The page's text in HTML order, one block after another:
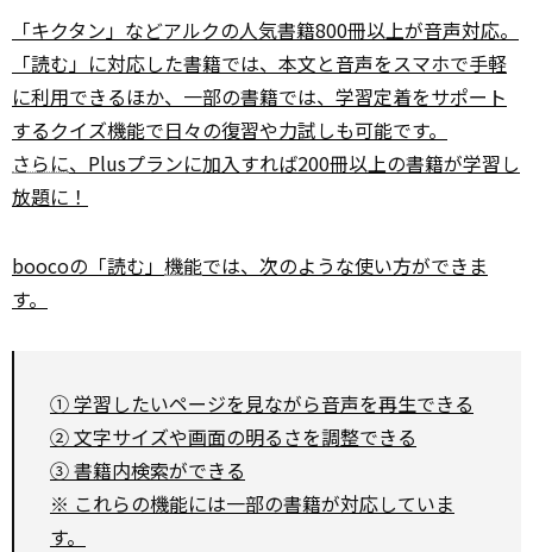
「キクタン」などアルクの人気書籍800冊以上が音声対応。
「読む」に対応した書籍では、本文と音声をスマホで手軽
に利用できるほか、一部の書籍では、学習定着をサポート
するクイズ機能で日々の復習や力試しも可能です。
さらに、Plusプランに加入すれば200冊以上の書籍が学習し
放題に！
boocoの「読む」 機能では、次のような使い方ができま
す。
① 学習したいページを見ながら音声を再生できる
② 文字サイズや画面の明るさを調整できる
③ 書籍内検索ができる
※ これらの機能には一部の書籍が対応していま
す。